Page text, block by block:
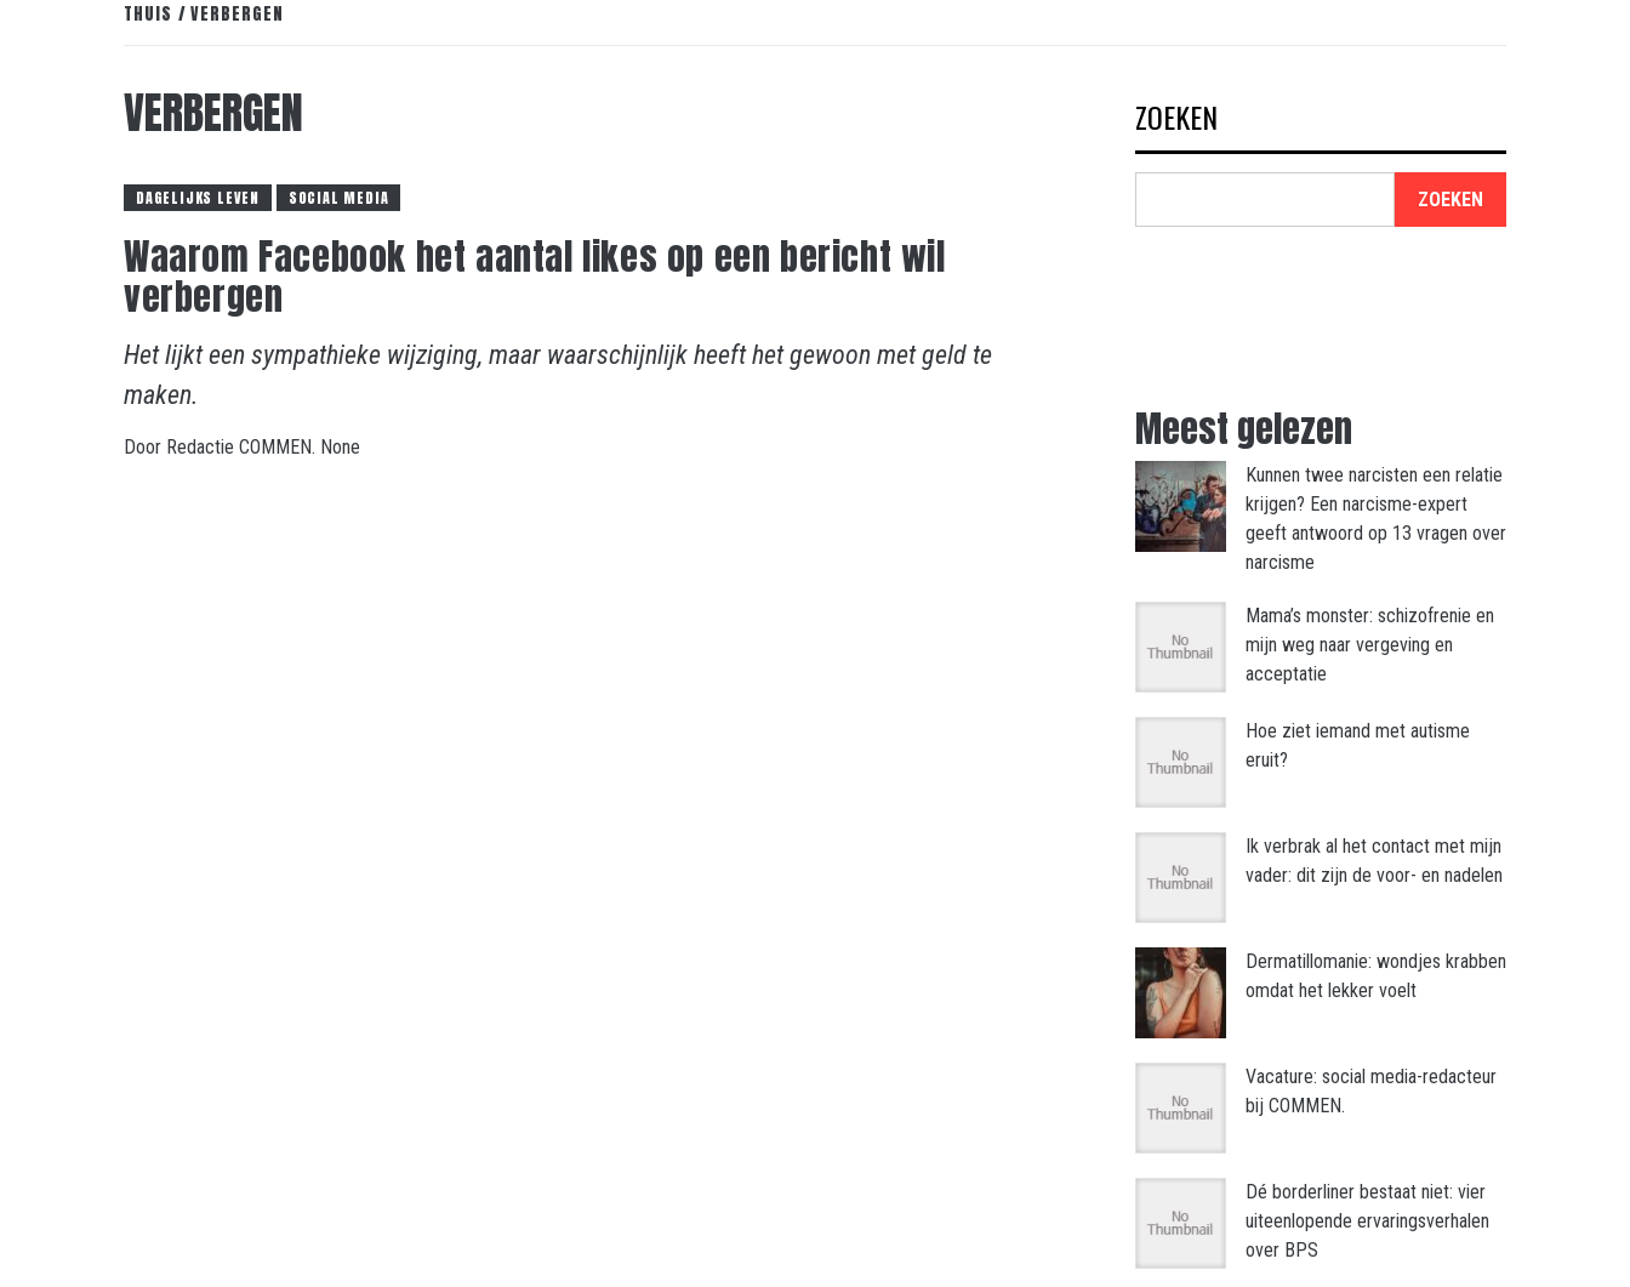
THUIS VERBERGEN
VERBERGEN
DAGELIJKS LEVEN SOCIAL MEDIA
Waarom Facebook het aantal likes op een bericht wil
verbergen
Het lijkt een sympathieke wijziging, maar waarschijnlijk heeft het gewoon met geld te
maken.
Door Redactie COMMEN. None
ZOEKEN
ZOEKEN
Meest gelezen
Kunnen twee narcisten een relatie
krijgen? Een narcisme-expert
geeft antwoord op 13 vragen over
narcisme
Mama’s monster: schizofrenie en
mijn weg naar vergeving en
acceptatie
Hoe ziet iemand met autisme
eruit?
Ik verbrak al het contact met mijn
vader: dit zijn de voor- en nadelen
Dermatillomanie: wondjes krabben
omdat het lekker voelt
Vacature: social media-redacteur
bij COMMEN.
Dé borderliner bestaat niet: vier
uiteenlopende ervaringsverhalen
over BPS